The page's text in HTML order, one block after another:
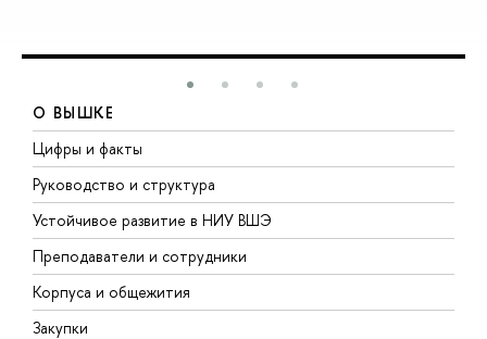
О ВЫШКЕ
Цифры и факты
Руководство и структура
Устойчивое развитие в НИУ ВШЭ
Преподаватели и сотрудники
Корпуса и общежития
Закупки